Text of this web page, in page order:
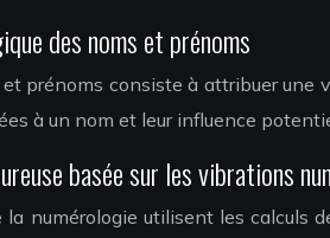
des noms et prénoms
et prénoms consiste à attribuer
à un nom et leur influence
basée sur les vibrations
numérologie utilisent les calculs